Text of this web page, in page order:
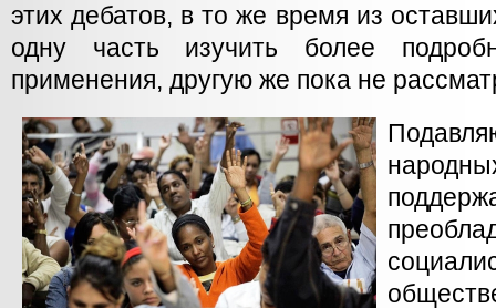
этих дебатов, в то же время из
одну часть изучить более
применения, другую же пока не